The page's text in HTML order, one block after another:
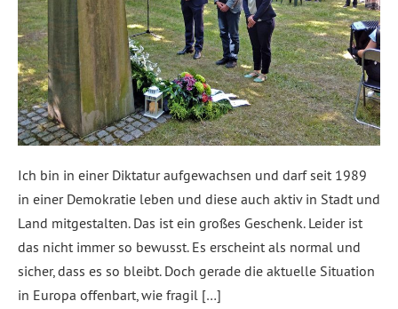
Ich bin in einer Diktatur aufgewachsen und darf seit 1989
in einer Demokratie leben und diese auch aktiv in Stadt und
Land mitgestalten. Das ist ein großes Geschenk. Leider ist
das nicht immer so bewusst. Es erscheint als normal und
sicher, dass es so bleibt. Doch gerade die aktuelle Situation
in Europa offenbart, wie fragil […]